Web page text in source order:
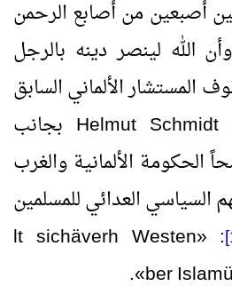
أصبعين من أصابع الرحمن
الله لينصر دينه بالرجل
المستشار الألماني السابق
Helmut Schmidt بجانب
الحكومة الألمانية والغرب
السياسي العدائي للمسلمين
:
«
Westen
verh
ä
lt sich
ü
ber Islam
»
.